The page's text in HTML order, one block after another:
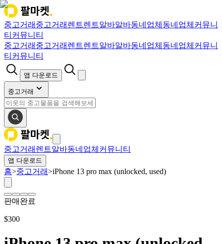
중고거래 중고거래 렌트렌트알바알바동네업체 동네업체 커뮤니
티 커뮤니티
중고거래 중고거래 렌트렌트알바알바동네업체 동네업체 커뮤니
티 커뮤니티
앱 다운로드
중고거래
중고거래 렌트알바동네업체 커뮤니티
앱 다운로드
홈>중고거래>iPhone 13 pro max (unlocked, used)
판매완료
$300